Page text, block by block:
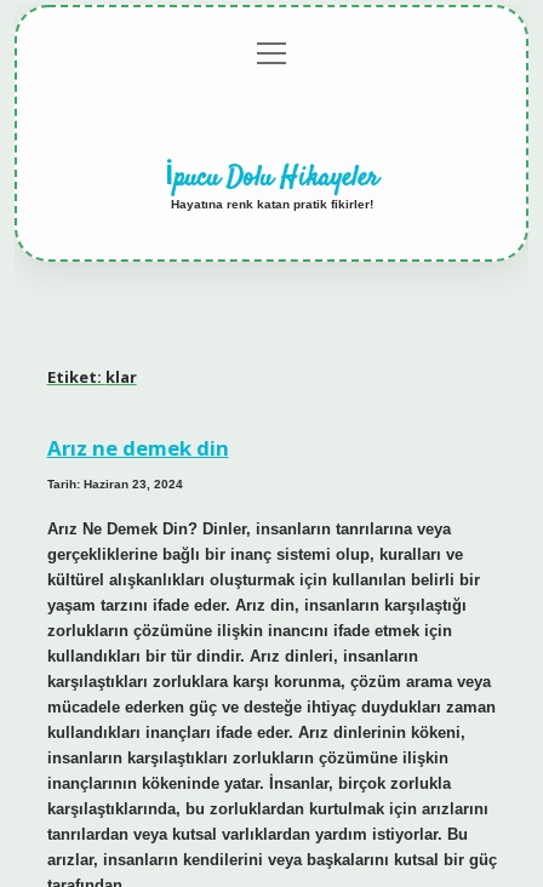
menüyü
aç
İpucu Dolu Hikayeler
Hayatına renk katan pratik fikirler!
Etiket: klar
Arız ne demek din
Tarih: Haziran 23, 2024
Arız Ne Demek Din? Dinler, insanların tanrılarına veya
gerçekliklerine bağlı bir inanç sistemi olup, kuralları ve
kültürel alışkanlıkları oluşturmak için kullanılan belirli bir
yaşam tarzını ifade eder. Arız din, insanların karşılaştığı
zorlukların çözümüne ilişkin inancını ifade etmek için
kullandıkları bir tür dindir. Arız dinleri, insanların
karşılaştıkları zorluklara karşı korunma, çözüm arama veya
mücadele ederken güç ve desteğe ihtiyaç duydukları zaman
kullandıkları inançları ifade eder. Arız dinlerinin kökeni,
insanların karşılaştıkları zorlukların çözümüne ilişkin
inançlarının kökeninde yatar. İnsanlar, birçok zorlukla
karşılaştıklarında, bu zorluklardan kurtulmak için arızlarını
tanrılardan veya kutsal varlıklardan yardım istiyorlar. Bu
arızlar, insanların kendilerini veya başkalarını kutsal bir güç